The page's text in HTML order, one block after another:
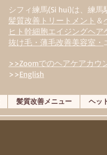
シフィ練馬(Si hui)は、 練馬
髪質改善トリートメント ＆
ヒト幹細胞エイジングヘ
抜け毛・薄毛改善美容室・
>>Zoomでのヘアケアカウ
>>English
髪質改善メニュー ヘッ